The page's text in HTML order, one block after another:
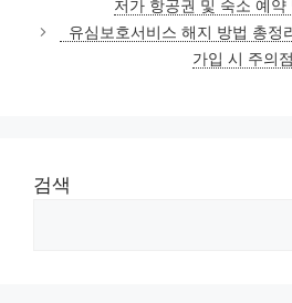
리
저가 항공권 및 숙소 예약
유심보호서비스 해지 방법 총정
가입 시 주의점
검색